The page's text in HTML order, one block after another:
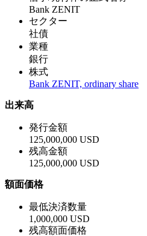
Bank ZENIT
セクター
社債
業種
銀行
株式
Bank ZENIT, ordinary share
出来高
発行金額
125,000,000 USD
残高金額
125,000,000 USD
額面価格
最低決済数量
1,000,000 USD
残高額面価格